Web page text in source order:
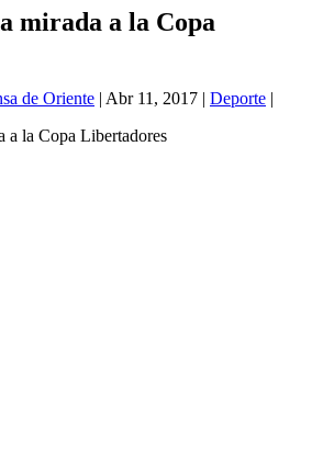
mirada a la Copa
de Oriente | Abr 11, 2017 | Deporte |